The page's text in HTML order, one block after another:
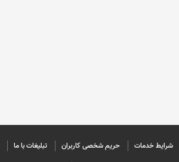
شرایط خدمات حريم شخصی كاربران تبليغات با ما